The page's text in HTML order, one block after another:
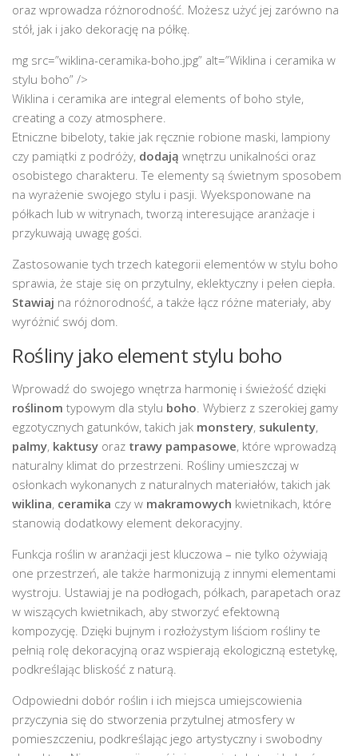
oraz wprowadza różnorodność. Możesz użyć jej zarówno na
stół, jak i jako dekorację na półkę.
mg src=”wiklina-ceramika-boho.jpg” alt=”Wiklina i ceramika w
stylu boho” />
Wiklina i ceramika are integral elements of boho style,
creating a cozy atmosphere.
Etniczne bibeloty, takie jak ręcznie robione maski, lampiony
czy pamiątki z podróży, dodają wnętrzu unikalności oraz
osobistego charakteru. Te elementy są świetnym sposobem
na wyrażenie swojego stylu i pasji. Wyeksponowane na
półkach lub w witrynach, tworzą interesujące aranżacje i
przykuwają uwagę gości.
Zastosowanie tych trzech kategorii elementów w stylu boho
sprawia, że staje się on przytulny, eklektyczny i pełen ciepła.
Stawiaj na różnorodność, a także łącz różne materiały, aby
wyróżnić swój dom.
Rośliny jako element stylu boho
Wprowadź do swojego wnętrza harmonię i świeżość dzięki
roślinom typowym dla stylu boho . Wybierz z szerokiej gamy
egzotycznych gatunków, takich jak monstery, sukulenty,
palmy, kaktusy oraz trawy pampasowe, które wprowadzą
naturalny klimat do przestrzeni. Rośliny umieszczaj w
osłonkach wykonanych z naturalnych materiałów, takich jak
wiklina, ceramika czy w makramowych kwietnikach, które
stanowią dodatkowy element dekoracyjny.
Funkcja roślin w aranżacji jest kluczowa – nie tylko ożywiają
one przestrzeń, ale także harmonizują z innymi elementami
wystroju. Ustawiaj je na podłogach, półkach, parapetach oraz
w wiszących kwietnikach, aby stworzyć efektowną
kompozycję. Dzięki bujnym i rozłożystym liściom rośliny te
pełnią rolę dekoracyjną oraz wspierają ekologiczną estetykę,
podkreślając bliskość z naturą.
Odpowiedni dobór roślin i ich miejsca umiejscowienia
przyczynia się do stworzenia przytulnej atmosfery w
pomieszczeniu, podkreślając jego artystyczny i swobodny